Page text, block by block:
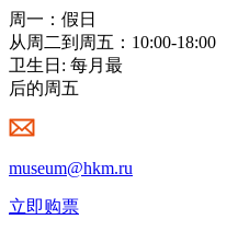
周一：假日
从周二到周五：10:00-18:00
卫生日: 每月最
后的周五
museum@hkm.ru
立即购票